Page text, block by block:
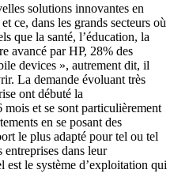
solutions innovantes en
ce, dans les grands secteurs où
que la santé, l’éducation, la
avancé par HP, 28% des
devices », autrement dit, il
La demande évoluant très
ont débuté la
et se sont particulièrement
en se posant des
le plus adapté pour tel ou tel
entreprises dans leur
est le système d’exploitation qui